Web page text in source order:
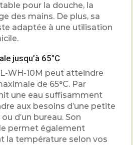
pour la douche, la
des mains. De plus, sa
adaptée à une utilisation
jusqu’à 65°C
WH-10M peut atteindre
de 65°C. Par
une eau suffisamment
aux besoins d’une petite
d’un bureau. Son
permet également
la température selon vos